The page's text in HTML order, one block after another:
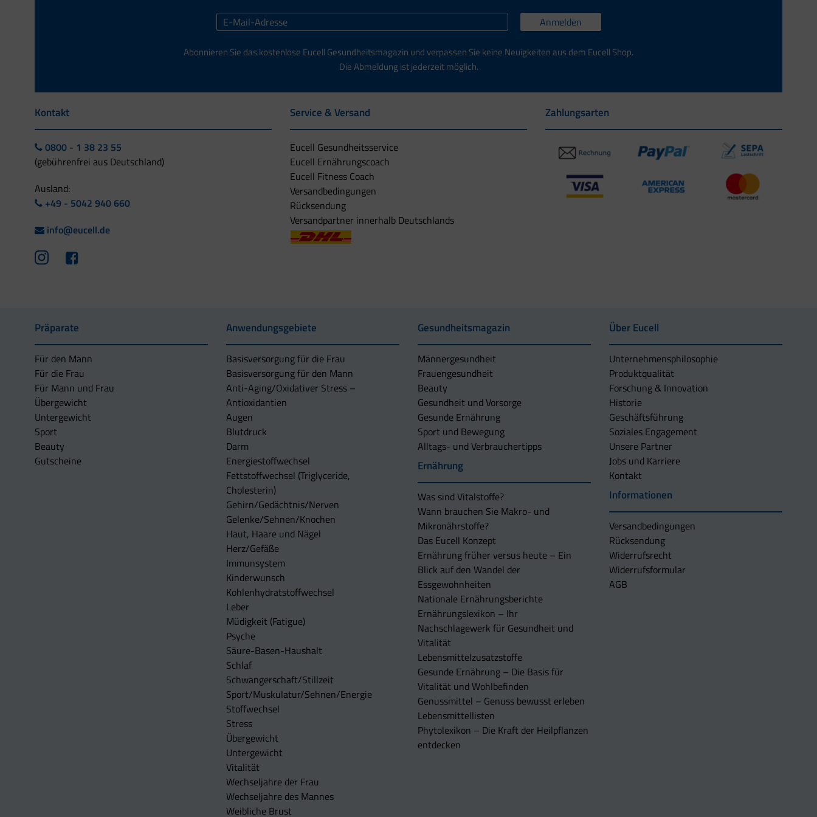
Anmelden
Abonnieren Sie das kostenlose Eucell Gesundheitsmagazin und verpassen Sie keine Neuigkeiten aus dem Eucell Shop.
Die Abmeldung ist jederzeit möglich.
Kontakt
0800 - 1 38 23 55
(gebührenfrei aus Deutschland)
Ausland:
+49 - 5042 940 660
info@eucell.de
Service & Versand
Eucell Gesundheitsservice
Eucell Ernährungscoach
Eucell Fitness Coach
Versandbedingungen
Rücksendung
Versandpartner innerhalb Deutschlands
Zahlungsarten
Präparate
Für den Mann
Für die Frau
Für Mann und Frau
Übergewicht
Untergewicht
Sport
Beauty
Gutscheine
Anwendungsgebiete
Basisversorgung für die Frau
Basisversorgung für den Mann
Anti-Aging/Oxidativer Stress –
Antioxidantien
Augen
Blutdruck
Darm
Energiestoffwechsel
Fettstoffwechsel (Triglyceride,
Cholesterin)
Gehirn/Gedächtnis/Nerven
Gelenke/Sehnen/Knochen
Haut, Haare und Nägel
Herz/Gefäße
Immunsystem
Kinderwunsch
Kohlenhydratstoffwechsel
Leber
Müdigkeit (Fatigue)
Psyche
Säure-Basen-Haushalt
Schlaf
Schwangerschaft/Stillzeit
Sport/Muskulatur/Sehnen/Energie
Stoffwechsel
Stress
Übergewicht
Untergewicht
Vitalität
Wechseljahre der Frau
Wechseljahre des Mannes
Weibliche Brust
Gesundheitsmagazin
Männergesundheit
Frauengesundheit
Beauty
Gesundheit und Vorsorge
Gesunde Ernährung
Sport und Bewegung
Alltags- und Verbrauchertipps
Ernährung
Was sind Vitalstoffe?
Wann brauchen Sie Makro- und
Mikronährstoffe?
Das Eucell Konzept
Ernährung früher versus heute – Ein
Blick auf den Wandel der
Essgewohnheiten
Nationale Ernährungsberichte
Ernährungslexikon – Ihr
Nachschlagewerk für Gesundheit und
Vitalität
Lebensmittelzusatzstoffe
Gesunde Ernährung – Die Basis für
Vitalität und Wohlbefinden
Genussmittel – Genuss bewusst erleben
Lebensmittellisten
Phytolexikon – Die Kraft der Heilpflanzen
entdecken
Über Eucell
Unternehmens­philosophie
Produktqualität
Forschung & Innovation
Historie
Geschäftsführung
Soziales Engagement
Unsere Partner
Jobs und Karriere
Kontakt
Informationen
Versandbedingungen
Rücksendung
Widerrufsrecht
Widerrufsformular
AGB